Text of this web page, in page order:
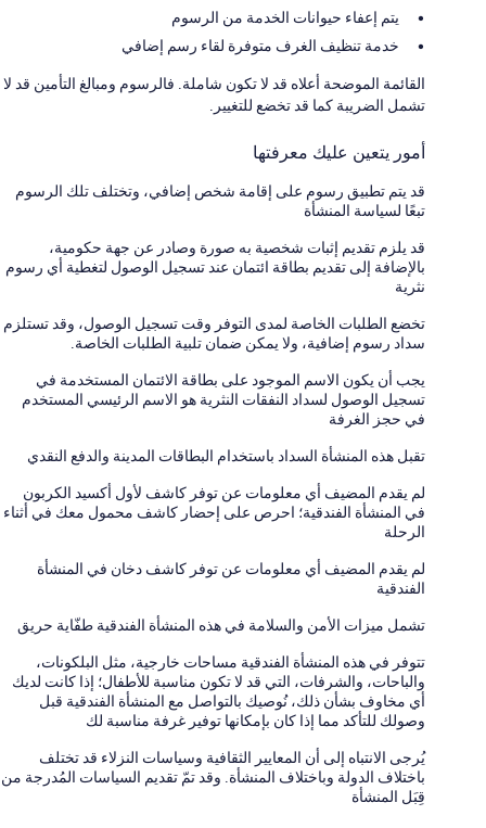
يتم إعفاء حيوانات الخدمة من الرسوم
خدمة تنظيف الغرف متوفرة لقاء رسم إضافي
القائمة الموضحة أعلاه قد لا تكون شاملة. فالرسوم ومبالغ التأمين قد لا
تشمل الضريبة كما قد تخضع للتغيير.
أمور يتعين عليك معرفتها
قد يتم تطبيق رسوم على إقامة شخص إضافي، وتختلف تلك الرسوم
تبعًا لسياسة المنشأة
قد يلزم تقديم إثبات شخصية به صورة وصادر عن جهة حكومية،
بالإضافة إلى تقديم بطاقة ائتمان عند تسجيل الوصول لتغطية أي رسوم
نثرية
تخضع الطلبات الخاصة لمدى التوفر وقت تسجيل الوصول، وقد تستلزم
سداد رسوم إضافية، ولا يمكن ضمان تلبية الطلبات الخاصة.
يجب أن يكون الاسم الموجود على بطاقة الائتمان المستخدمة في
تسجيل الوصول لسداد النفقات النثرية هو الاسم الرئيسي المستخدم
في حجز الغرفة
تقبل هذه المنشأة السداد باستخدام البطاقات المدينة والدفع النقدي
لم يقدم المضيف أي معلومات عن توفر كاشف لأول أكسيد الكربون
في المنشأة الفندقية؛ احرص على إحضار كاشف محمول معك في أثناء
الرحلة
لم يقدم المضيف أي معلومات عن توفر كاشف دخان في المنشأة
الفندقية
تشمل ميزات الأمن والسلامة في هذه المنشأة الفندقية طفّاية حريق
تتوفر في هذه المنشأة الفندقية مساحات خارجية، مثل البلكونات،
والباحات، والشرفات، التي قد لا تكون مناسبة للأطفال؛ إذا كانت لديك
أي مخاوف بشأن ذلك، نُوصيك بالتواصل مع المنشأة الفندقية قبل
وصولك للتأكد مما إذا كان بإمكانها توفير غرفة مناسبة لك
يُرجى الانتباه إلى أن المعايير الثقافية وسياسات النزلاء قد تختلف
باختلاف الدولة وباختلاف المنشأة. وقد تمّ تقديم السياسات المُدرجة من
قِبَل المنشأة